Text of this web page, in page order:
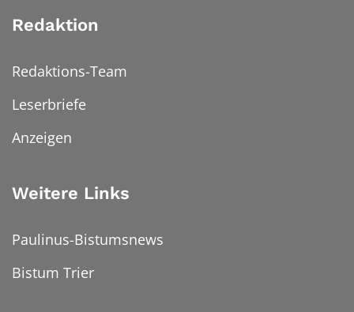
Redaktion
Redaktions-Team
Leserbriefe
Anzeigen
Weitere Links
Paulinus-Bistumsnews
Bistum Trier